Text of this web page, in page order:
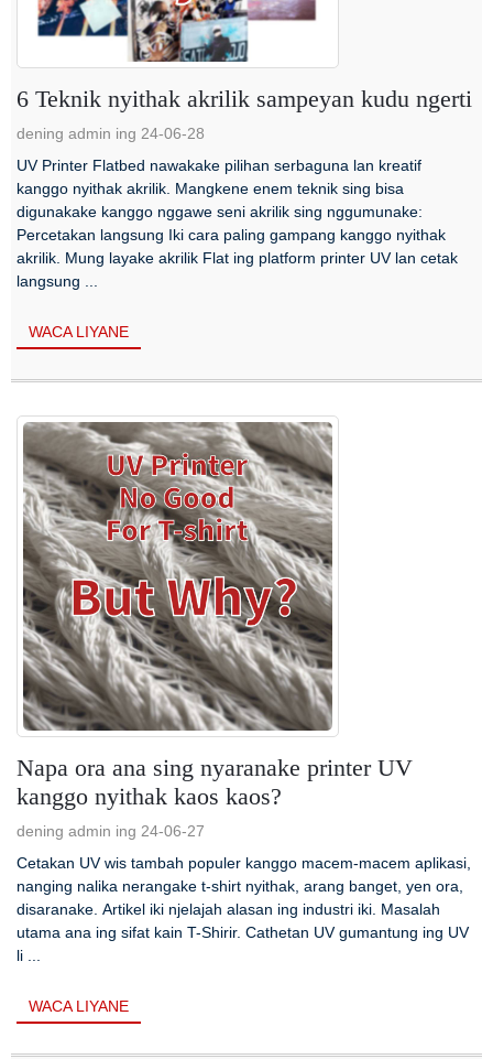
6 Teknik nyithak akrilik sampeyan kudu ngerti
dening admin ing 24-06-28
UV Printer Flatbed nawakake pilihan serbaguna lan kreatif
kanggo nyithak akrilik. Mangkene enem teknik sing bisa
digunakake kanggo nggawe seni akrilik sing nggumunake:
Percetakan langsung Iki cara paling gampang kanggo nyithak
akrilik. Mung layake akrilik Flat ing platform printer UV lan cetak
langsung ...
WACA LIYANE
Napa ora ana sing nyaranake printer UV
kanggo nyithak kaos kaos?
dening admin ing 24-06-27
Cetakan UV wis tambah populer kanggo macem-macem aplikasi,
nanging nalika nerangake t-shirt nyithak, arang banget, yen ora,
disaranake. Artikel iki njelajah alasan ing industri iki. Masalah
utama ana ing sifat kain T-Shirir. Cathetan UV gumantung ing UV
li ...
WACA LIYANE